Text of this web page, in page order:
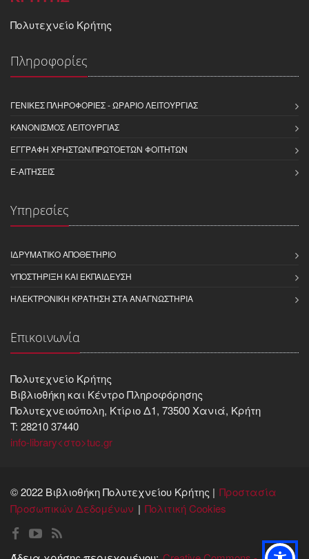
Πολυτεχνείο Κρήτης
Πληροφορίες
ΓΕΝΙΚΈΣ ΠΛΗΡΟΦΟΡΊΕΣ - ΩΡΆΡΙΟ ΛΕΙΤΟΥΡΓΊΑΣ
ΚΑΝΟΝΙΣΜΌΣ ΛΕΙΤΟΥΡΓΊΑΣ
ΕΓΓΡΑΦΉ ΧΡΗΣΤΏΝ/ΠΡΩΤΟΕΤΏΝ ΦΟΙΤΗΤΏΝ
E-ΑΙΤΉΣΕΙΣ
Υπηρεσίες
ΙΔΡΥΜΑΤΙΚΌ ΑΠΟΘΕΤΉΡΙΟ
ΥΠΟΣΤΉΡΙΞΗ ΚΑΙ ΕΚΠΑΊΔΕΥΣΗ
ΗΛΕΚΤΡΟΝΙΚΉ ΚΡΆΤΗΣΗ ΣΤΑ ΑΝΑΓΝΩΣΤΉΡΙΑ
Επικοινωνία
Πολυτεχνείο Κρήτης
Βιβλιοθήκη και Kέντρο Πληροφόρησης
Πολυτεχνειούπολη, Κτίριο Δ1, 73500 Χανιά, Κρήτη
T: 28210 37440
info-library<στο>tuc.gr
© 2022 Βιβλιοθήκη Πολυτεχνείου Κρήτης | Προστασία
Προσωπικών Δεδομένων
Πολιτική Cookies